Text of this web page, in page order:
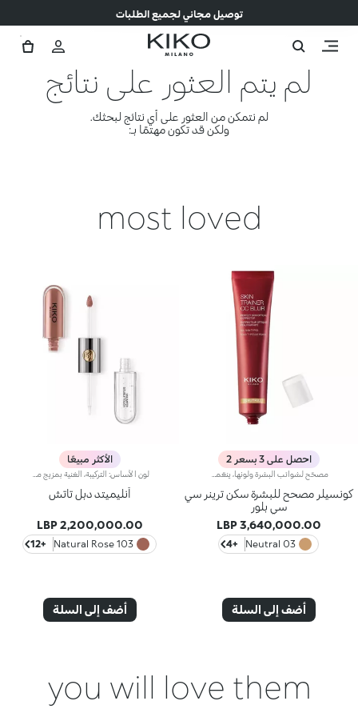
توصيل مجاني لجميع الطلبات
لم يتم العثور على نتائج
لم نتمكن من العثور على أي نتائج لبحثك.
ولكن قد تكون مهتمًا بـ:
most loved
احصل على 3 بسعر 2
كونسيلر مصحح للبشرة سكن ترينر سي
سي بلور
3,640,000.00 LBP
03 Neutral
+4
أضف إلى السلة
الأكثر مبيعًا
أنليميتد دبل تاتش
2,200,000.00 LBP
103 Natural Rose
+12
أضف إلى السلة
you will love them